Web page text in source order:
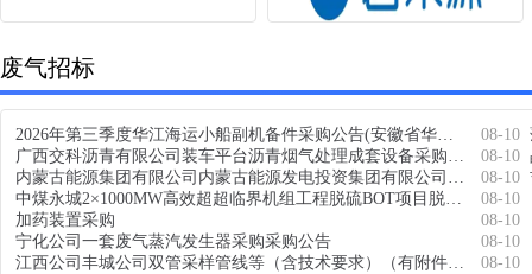
废气招标
2026年第三季度华江海运小船副机备件采购公告(安徽省华江海运有限公司)
08-10
广西交科沥青有限公司装车平台沥青烟气处理成套设备采购公告
08-10
内蒙古能源集团有限公司内蒙古能源发电投资集团有限公司乌斯太热电厂弯管-机化-询价采购(2次挂网)
08-10
中煤永城2×1000MW高效超超临界机组工程脱硫BOT项目脱硫CEMS季度比对询价通知
08-10
加药装置采购
08-10
宁化公司一套废气蒸汽发生器采购采购公告
08-10
江西公司丰城公司双管采样管线等（含技术要求）（有附件）询价采购
08-10